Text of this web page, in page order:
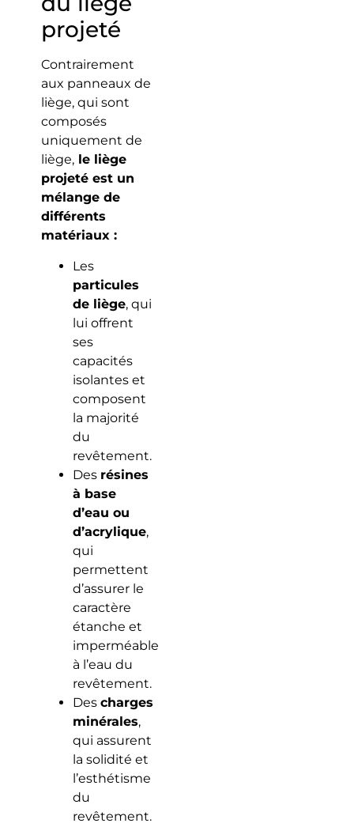
projeté
Contrairement
aux panneaux de
liège, qui sont
composés
uniquement de
liège,le liège
projeté est un
mélange de
différents
matériaux :
Les
particules
de liège, qui
lui offrent
ses
capacités
isolantes et
composent
la majorité
du
revêtement.
Des résines
à base
d’eau ou
d’acrylique,
qui
permettent
d’assurer le
caractère
étanche et
imperméable
à l’eau du
revêtement.
Des charges
minérales,
qui assurent
la solidité et
l’esthétisme
du
revêtement.